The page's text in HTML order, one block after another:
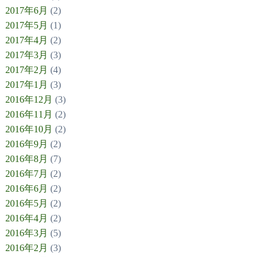
2017年6月 (2)
2017年5月 (1)
2017年4月 (2)
2017年3月 (3)
2017年2月 (4)
2017年1月 (3)
2016年12月 (3)
2016年11月 (2)
2016年10月 (2)
2016年9月 (2)
2016年8月 (7)
2016年7月 (2)
2016年6月 (2)
2016年5月 (2)
2016年4月 (2)
2016年3月 (5)
2016年2月 (3)